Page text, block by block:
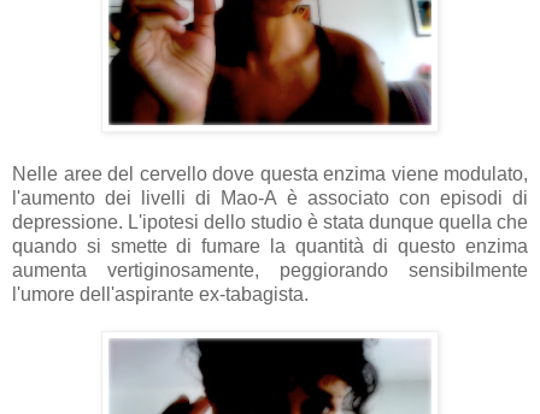
Nelle aree del cervello dove questa enzima viene modulato,
l'aumento dei livelli di Mao-A è associato con episodi di
depressione. L'ipotesi dello studio è stata dunque quella che
quando si smette di fumare la quantità di questo enzima
aumenta vertiginosamente, peggiorando sensibilmente
l'umore dell'aspirante ex-tabagista.